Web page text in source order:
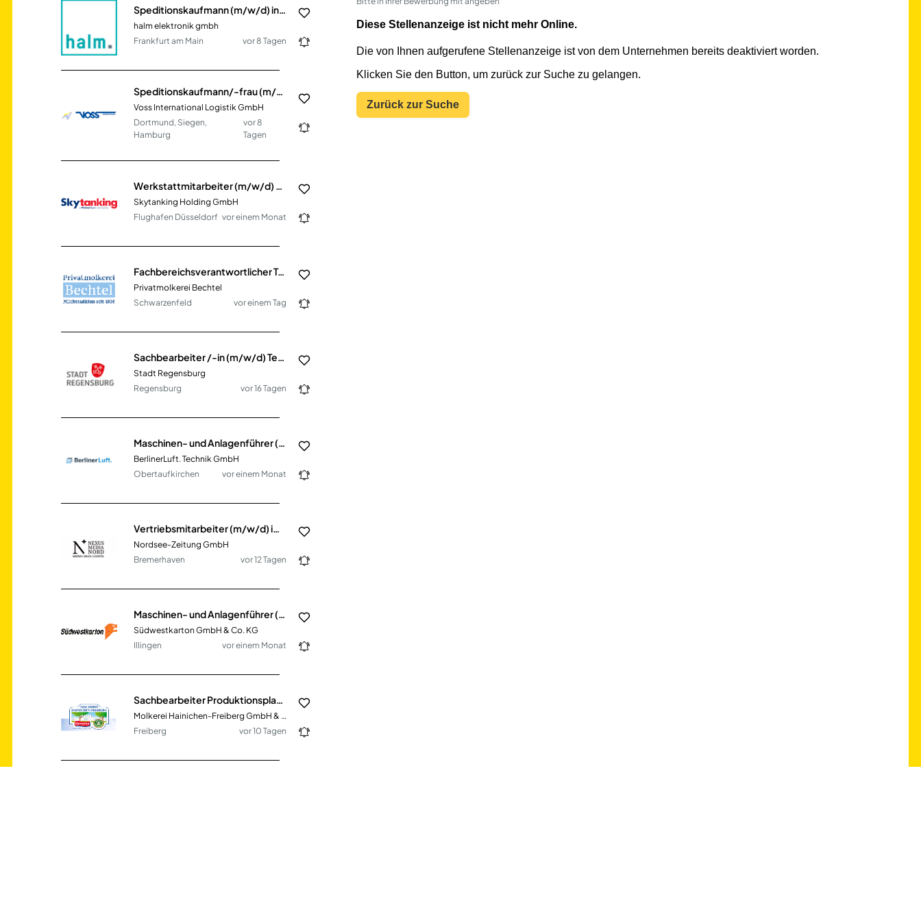
Speditionskaufmann (m/w/d) in Teilzeit
halm elektronik gmbh
Frankfurt am Main
vor 8 Tagen
Speditionskaufmann/-frau (m/w/d) Transport - Luftfracht / Seefracht
Voss International Logistik GmbH
Dortmund, Siegen,
Hamburg
vor 8
Tagen
Skytanking Holding GmbH
Flughafen Düsseldorf vor einem Monat
Fachbereichsverantwortlicher Technik (m/w/d)
Privatmolkerei Bechtel
Schwarzenfeld
vor einem Tag
Stadt Regensburg
Regensburg
vor 16 Tagen
Maschinen- und Anlagenführer (m/w/d) Laser- / Stanztechnik
BerlinerLuft. Technik GmbH
Obertaufkirchen
vor einem Monat
Vertriebsmitarbeiter (m/w/d) im B2B-Bereich
Nordsee-Zeitung GmbH
Bremerhaven
vor 12 Tagen
Maschinen- und Anlagenführer (m/w/d) mit Bereitschaft zur Schichtarbeit
Südwestkarton GmbH & Co. KG
Illingen
vor einem Monat
Sachbearbeiter Produktionsplanung und -steuerung B2B (m/w/d)
Molkerei Hainichen-Freiberg GmbH & Co. KG
Freiberg
vor 10 Tagen